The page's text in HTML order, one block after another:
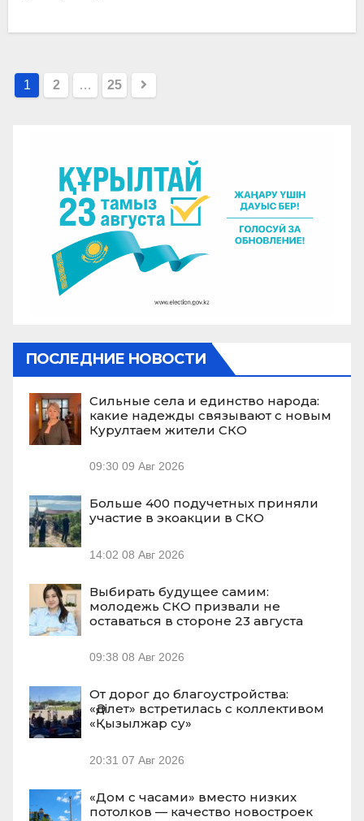
Пагинация
1 2 … 25
ПОСЛЕДНИЕ НОВОСТИ
Сильные села и единство народа:
какие надежды связывают с новым
Курултаем жители СКО
09:30 09 Авг 2026
Больше 400 подучетных приняли
участие в экоакции в СКО
14:02 08 Авг 2026
Выбирать будущее самим:
молодежь СКО призвали не
оставаться в стороне 23 августа
09:38 08 Авг 2026
От дорог до благоустройства:
«Әділет» встретилась с коллективом
«Қызылжар су»
20:31 07 Авг 2026
«Дом с часами» вместо низких
потолков — качество новостроек